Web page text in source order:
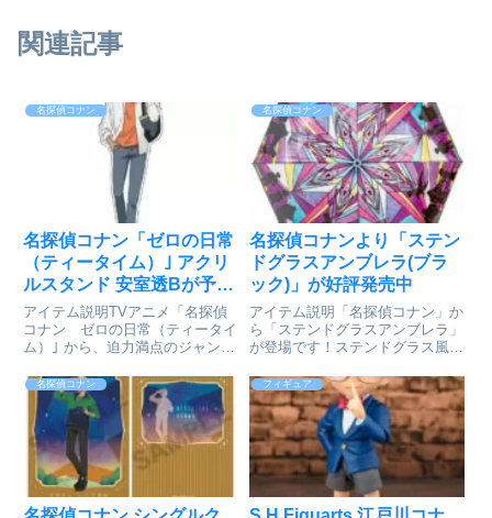
関連記事
名探偵コナン
名探偵コナン「ゼロの日常
（ティータイム）｣ アクリ
ルスタンド 安室透Bが予約
受付開始
アイテム説明TVアニメ「名探偵
コナン ゼロの日常（ティータイ
ム）｣ から、迫力満点のジャンボ
偵コナン「ゼロの日常（ティータ
イム）｣ アクリルスタンド 安室
透B©新井隆広・青山剛昌／小学
館・「名探偵コナン ゼロ...
名探偵コナン
名探偵コナンより「ステン
ドグラスアンブレラ(ブラ
ック)」が好評発売中
アイテム説明「名探偵コナン」か
ら「ステンドグラスアンブレラ」
が登場です！ステンドグラス風の
場！！まるで聖堂のような幻想的
な空間を楽しめます！！名探偵コ
ナン_ステンドグラスアンブレラ
(ブラック)©青山剛昌/小学館...
名探偵コナン フィギュア